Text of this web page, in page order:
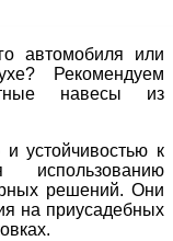
автомобиля или
Рекомендуем
навесы из
устойчивостью к
использованию
решений. Они
на приусадебных